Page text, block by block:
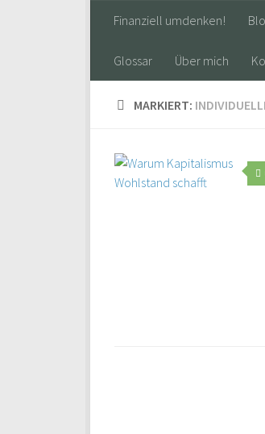
Finanziell umdenken!
Glossar Über mich
MARKIERT: